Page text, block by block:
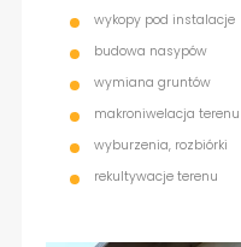
wykopy pod instalacje
budowa nasypów
wymiana gruntów
makroniwelacja terenu
wyburzenia, rozbiórki
rekultywacje terenu